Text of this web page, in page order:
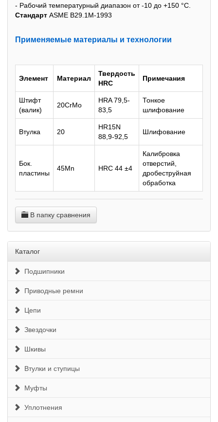
- Рабочий температурный диапазон от -10 до +150 °С.
Стандарт ASME B29.1M-1993
Применяемые материалы и теxнологии
Элемент Материал
Твердость
HRC
Примечания
Штифт
(валик)
20CrMo
HRA 79,5-
83,5
Тонкое
шлифование
Втулка 20
HR15N
88,9-92,5
Шлифование
Бок.
пластины
45Mn HRC 44 ±4
Калибровка
отверстий,
дробеструйная
обработка
В папку сравнения
Каталог
Подшипники
Приводные ремни
Цепи
Звездочки
Шкивы
Втулки и ступицы
Муфты
Уплотнения